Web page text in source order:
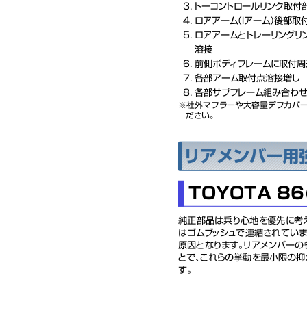
トーコントロールリンク取付
ロアアーム（Ｉアーム）後部
ロアアームとトレーリング
溶接
前側ボディフレームに取付
各部アーム取付点溶接増し
各部サブフレーム組み合わ
社外マフラーや大容量デフカバ
ださい。
リアメンバー用
TOYOTA
純正部品は乗り心地を優先に考
はゴムブッシュで連結されてい
原因となります。リアメンバー
とで、これらの挙動を最小限の
す。